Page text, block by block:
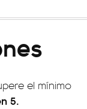
el mínimo
5.